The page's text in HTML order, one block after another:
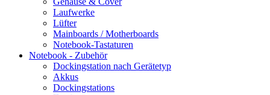
Laufwerke
Lüfter
Mainboards / Motherboards
Notebook-Tastaturen
Notebook - Zubehör
Dockingstation nach Gerätetyp
Akkus
Dockingstations